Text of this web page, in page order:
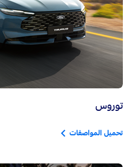
توروس
تحميل المواصفات